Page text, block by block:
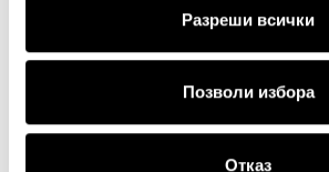
Разреши всички
Позволи избора
Отказ
Продължи